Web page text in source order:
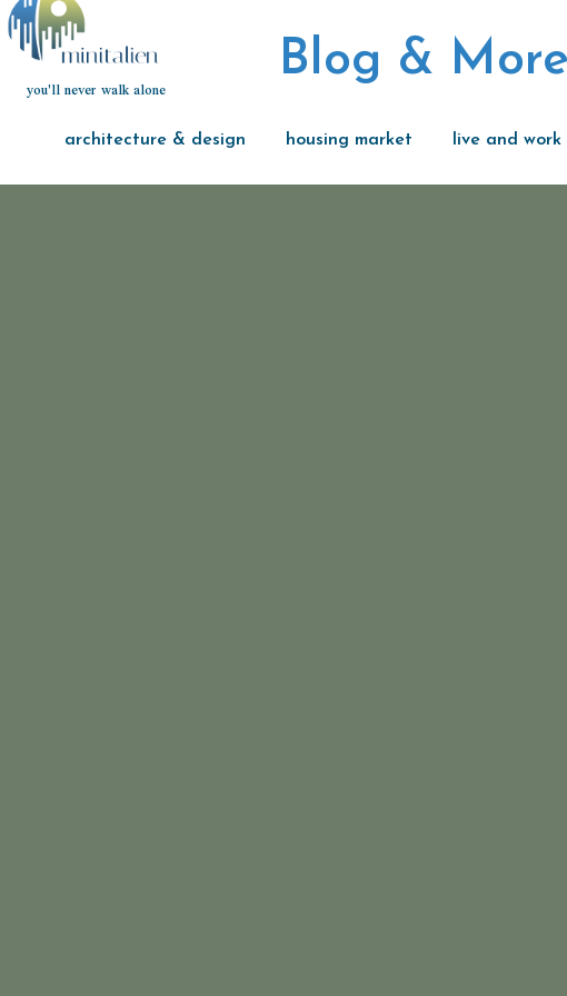
you'll never walk alone
Blog & More
architecture & design housing market live and